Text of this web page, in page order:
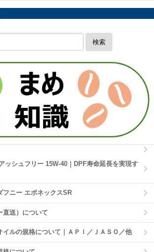
検索
ッシュフリー 15W-40｜DPF寿命延長を実現す
フニー エポネックスSR
直送）について
イルの規格について｜ＡＰＩ／ＪＡＳＯ／他